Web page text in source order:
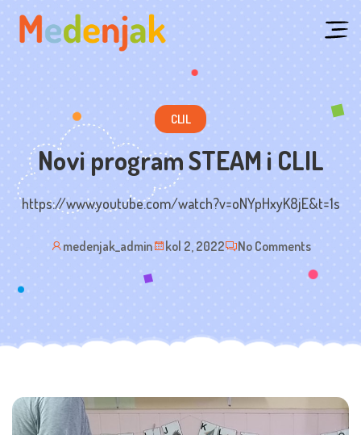
CLIL
Novi program STEAM i CLIL
https://www.youtube.com/watch?v=oNYpHxyK8jE&t=1s
medenjak_admin kol 2, 2022 No Comments